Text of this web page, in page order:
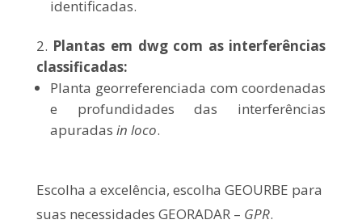
identificadas.
Plantas em dwg com as interferências
classificadas:
Planta georreferenciada com coordenadas
e profundidades das interferências
apuradas in loco.
Escolha a excelência, escolha GEOURBE para
suas necessidades GEORADAR – GPR.